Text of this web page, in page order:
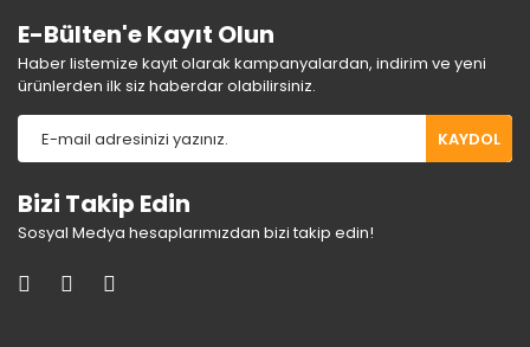
E-Bülten'e Kayıt Olun
Haber listemize kayıt olarak kampanyalardan, indirim ve yeni
ürünlerden ilk siz haberdar olabilirsiniz.
KAYDOL
Bizi Takip Edin
Sosyal Medya hesaplarımızdan bizi takip edin!